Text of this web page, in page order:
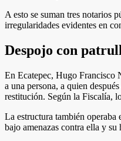
A esto se suman tres notarios
irregularidades evidentes en
Despojo con
En Ecatepec, Hugo Francisco
a una persona, a quien
restitución. Según la Fiscalía,
La estructura también
bajo amenazas contra ella y